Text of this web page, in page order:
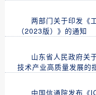
两部门关于印发《
（2023版）》的通知
山东省人民政府关
技术产业高质量发展的
中国信通院发布《